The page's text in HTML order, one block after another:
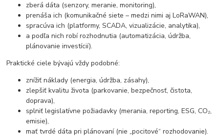
zberá dáta (senzory, meranie, monitoring),
prenáša ich (komunikačné siete – medzi nimi aj LoRaWAN),
spracúva ich (platformy, SCADA, vizualizácie, analytika),
a podľa nich robí rozhodnutia (automatizácia, údržba,
plánovanie investícií).
Praktické ciele bývajú vždy podobné:
znížiť náklady (energia, údržba, zásahy),
zlepšiť kvalitu života (parkovanie, bezpečnosť, čistota,
doprava),
splniť legislatívne požiadavky (merania, reporting, ESG, CO₂,
emisie),
mať tvrdé dáta pri plánovaní (nie „pocitové“ rozhodovanie).